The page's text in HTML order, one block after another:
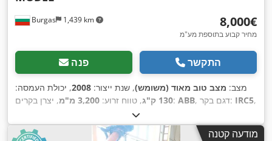
Burgas 1,439 km ‏8,000 ‏€
מחיר קבוע בתוספת מע"מ
פנה התקשר
מצב: מצב טוב מאוד (משומש), שנת ייצור: 2008, יכולת העמסה:
130 ק"ג
, טווח זרוע: 3,200 מ"מ , יצרן בקרים: ABB , דגם בקר: IRC5,
מודעה קטנה